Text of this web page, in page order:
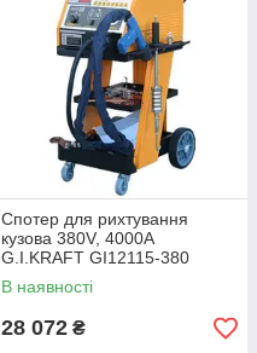
Спотер для рихтування
кузова 380V, 4000A
G.I.KRAFT GI12115-380
В наявності
28 072 ₴